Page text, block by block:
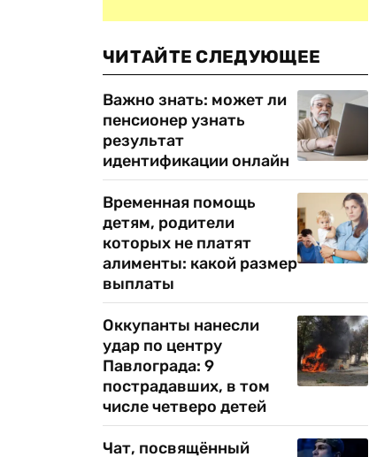
ЧИТАЙТЕ СЛЕДУЮЩЕЕ
Важно знать: может ли
пенсионер узнать
результат
идентификации онлайн
Временная помощь
детям, родители
которых не платят
алименты: какой размер
выплаты
Оккупанты нанесли
удар по центру
Павлограда: 9
пострадавших, в том
числе четверо детей
Чат, посвящённый